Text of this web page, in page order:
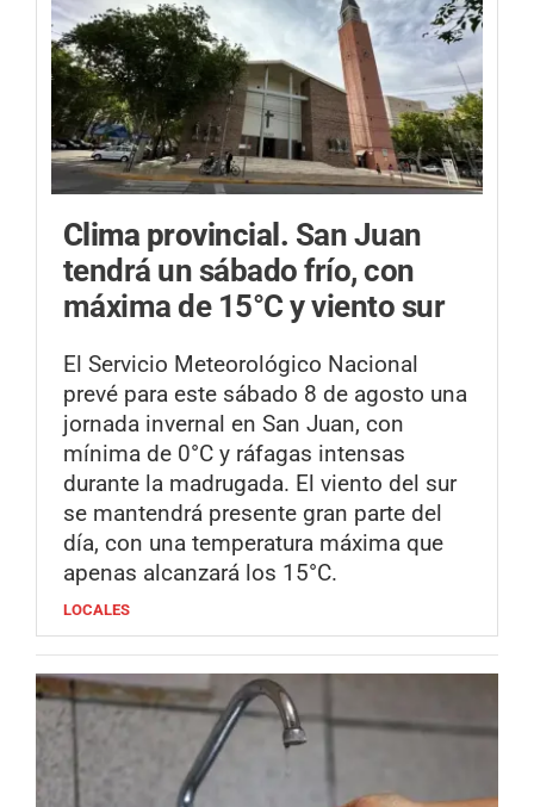
Clima provincial. San Juan
tendrá un sábado frío, con
máxima de 15°C y viento sur
El Servicio Meteorológico Nacional
prevé para este sábado 8 de agosto una
jornada invernal en San Juan, con
mínima de 0°C y ráfagas intensas
durante la madrugada. El viento del sur
se mantendrá presente gran parte del
día, con una temperatura máxima que
apenas alcanzará los 15°C.
LOCALES